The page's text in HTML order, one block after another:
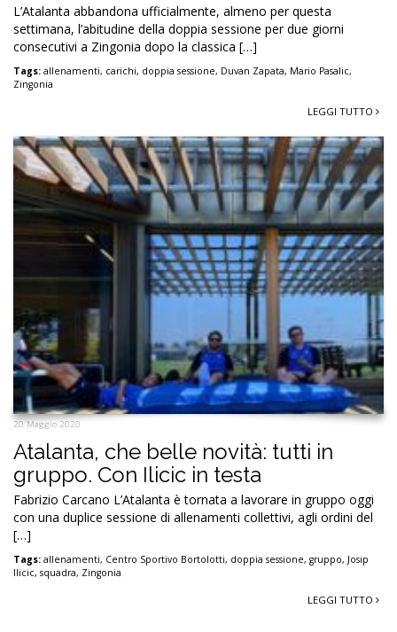
L’Atalanta abbandona ufficialmente, almeno per questa
settimana, l’abitudine della doppia sessione per due giorni
consecutivi a Zingonia dopo la classica […]
Tags: allenamenti, carichi, doppia sessione, Duvan Zapata, Mario Pasalic,
Zingonia
LEGGI TUTTO
20 Maggio 2020
Atalanta, che belle novità: tutti in
gruppo. Con Ilicic in testa
Fabrizio Carcano L’Atalanta è tornata a lavorare in gruppo oggi
con una duplice sessione di allenamenti collettivi, agli ordini del
[…]
Tags: allenamenti, Centro Sportivo Bortolotti, doppia sessione, gruppo, Josip
Ilicic, squadra, Zingonia
LEGGI TUTTO